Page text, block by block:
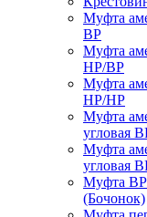
Муфта
ВР
Муфта
НР/ВР
Муфта
НР/НР
Муфта
угловая
Муфта
угловая
Муфта
(Бочонок)